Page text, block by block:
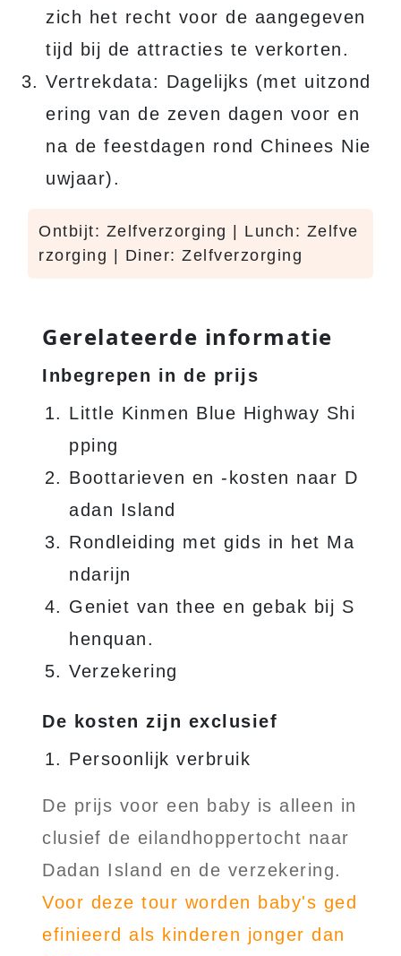
zich het recht voor de aangegeven
tijd bij de attracties te verkorten.
Vertrekdata: Dagelijks (met uitzond
ering van de zeven dagen voor en
na de feestdagen rond Chinees Nie
uwjaar).
Ontbijt: Zelfverzorging | Lunch: Zelfve
rzorging | Diner: Zelfverzorging
Gerelateerde informatie
Inbegrepen in de prijs
Little Kinmen Blue Highway Shi
pping
Boottarieven en -kosten naar D
adan Island
Rondleiding met gids in het Ma
ndarijn
Geniet van thee en gebak bij S
henquan.
Verzekering
De kosten zijn exclusief
Persoonlijk verbruik
De prijs voor een baby is alleen in
clusief de eilandhoppertocht naar
Dadan Island en de verzekering.
Voor deze tour worden baby's ged
efinieerd als kinderen jonger dan